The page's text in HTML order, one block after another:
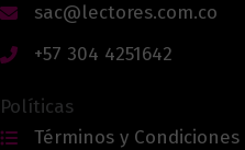
sac@lectores.com.co
+57 304 4251642
Políticas
Términos y Condiciones